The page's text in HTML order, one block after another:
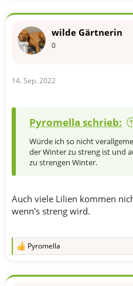
k
o
:
wilde Gärtnerin
0
14. Sep. 2022
Pyromella schrieb:
Würde ich so nicht
der Winter zu streng ist und
zu strengen Winter.
Auch viele Lilien kommen
wenn's streng wird.
R
k
Pyromella